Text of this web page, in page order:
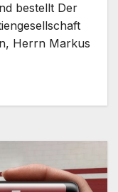
bestellt Der
Herrn Markus